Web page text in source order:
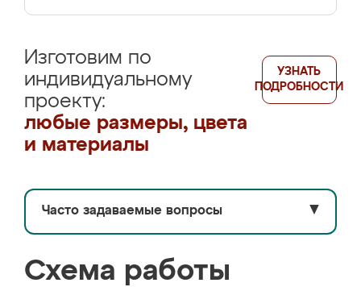
Изготовим по
индивидуальному
проекту:
любые размеры, цвета
и материалы
УЗНАТЬ
ПОДРОБНОСТИ
Часто задаваемые вопросы ▼
Схема работы